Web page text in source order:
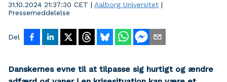
31.10.2024 21:37:30 CET | Aalborg Universitet |
Pressemeddelelse
Del
Danskernes evne til at tilpasse sig hurtigt og ændre